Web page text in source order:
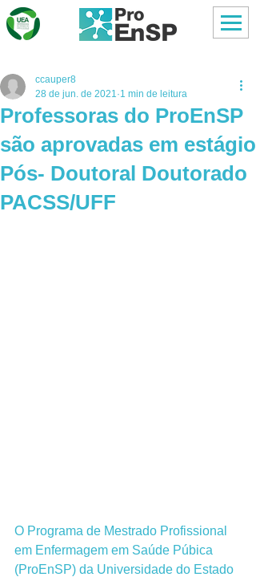
Professoras do ProEnSP
são aprovadas em estágio
Pós- Doutoral Doutorado
PACSS/UFF
ccauper8
28 de jun. de 2021 1 min de leitura
O Programa de Mestrado Profissional
em Enfermagem em Saúde Púbica
(ProEnSP) da Universidade do Estado